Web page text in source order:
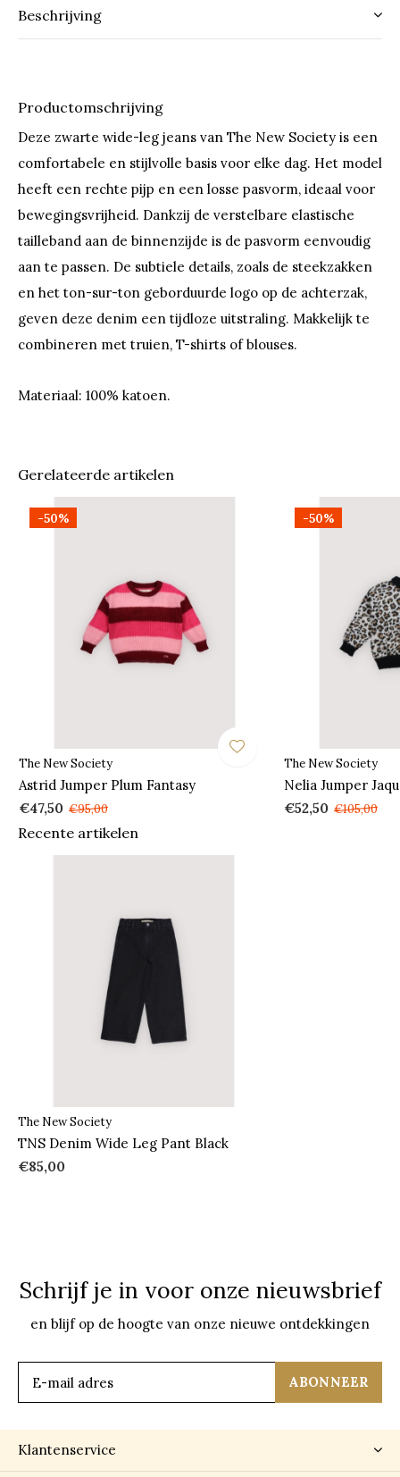
Beschrijving
Productomschrijving
Deze zwarte wide-leg jeans van The New Society is een
comfortabele en stijlvolle basis voor elke dag. Het model
heeft een rechte pijp en een losse pasvorm, ideaal voor
bewegingsvrijheid. Dankzij de verstelbare elastische
tailleband aan de binnenzijde is de pasvorm eenvoudig
aan te passen. De subtiele details, zoals de steekzakken
en het ton-sur-ton geborduurde logo op de achterzak,
geven deze denim een tijdloze uitstraling. Makkelijk te
combineren met truien, T-shirts of blouses.
Materiaal: 100% katoen.
Gerelateerde artikelen
-50%
The New Society
Astrid Jumper Plum Fantasy
€47,50 €95,00
-50%
The New Society
Nelia Jumper
€52,50 €105,00
Recente artikelen
The New Society
TNS Denim Wide Leg Pant Black
€85,00
Schrijf je in voor onze nieuwsbrief
en blijf op de hoogte van onze nieuwe ontdekkingen
ABONNEER
Klantenservice